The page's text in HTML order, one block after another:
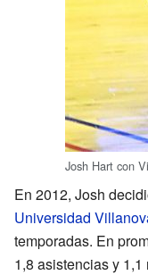
Josh Hart con
En 2012, Josh
Universidad
temporadas. En
1,8 asistencias y